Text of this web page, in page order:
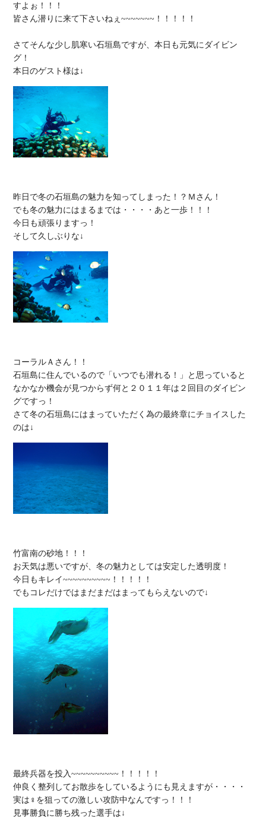
すよぉ！！！
皆さん潜りに来て下さいねぇ~~~~~~~！！！！！
さてそんな少し肌寒い石垣島ですが、本日も元気にダイビン
グ！
昨日で冬の石垣島の魅力を知ってしまった！？Ｍさん！
でも冬の魅力にはまるまでは・・・・あと一歩！！！
今日も頑張りますっ！
コーラルＡさん！！
石垣島に住んでいるので「いつでも潜れる！」と思っていると
なかなか機会が見つからず何と２０１１年は２回目のダイビン
グですっ！
さて冬の石垣島にはまっていただく為の最終章にチョイスした
竹富南の砂地！！！
お天気は悪いですが、冬の魅力としては安定した透明度！
今日もキレイ~~~~~~~~~~！！！！！
最終兵器を投入~~~~~~~~~~！！！！！
仲良く整列してお散歩をしているようにも見えますが・・・・
実は♀を狙っての激しい攻防中なんですっ！！！